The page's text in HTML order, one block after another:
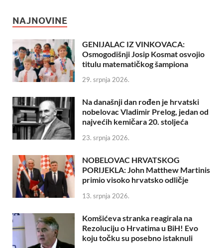
NAJNOVINE
GENIJALAC IZ VINKOVACA:
Osmogodišnji Josip Kosmat osvojio
titulu matematičkog šampiona
29. srpnja 2026.
Na današnji dan rođen je hrvatski
nobelovac Vladimir Prelog, jedan od
najvećih kemičara 20. stoljeća
23. srpnja 2026.
NOBELOVAC HRVATSKOG
PORIJEKLA: John Matthew Martinis
primio visoko hrvatsko odličje
13. srpnja 2026.
Komšićeva stranka reagirala na
Rezoluciju o Hrvatima u BiH! Evo
koju točku su posebno istaknuli